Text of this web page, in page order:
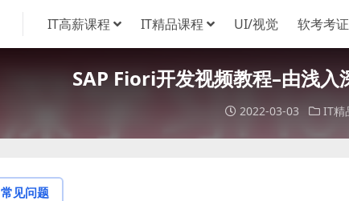
IT高薪课程 IT精品课程 UI/视觉 软考考证
SAP Fiori开发视频教程–由浅
2022-03-03 IT精
常见问题